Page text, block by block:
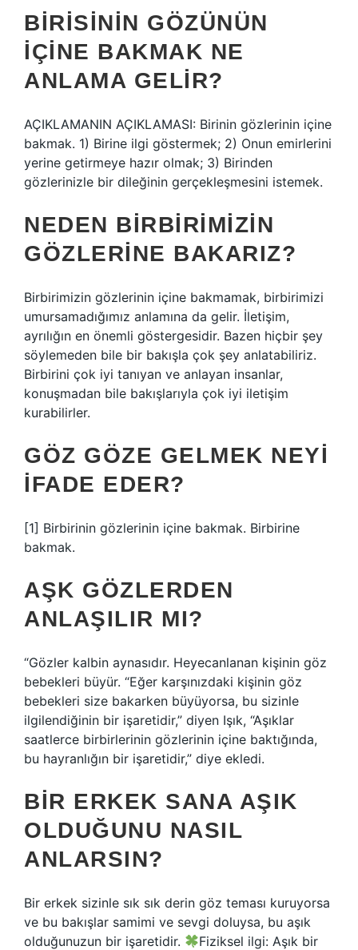
BIRISININ GÖZÜNÜN
IÇINE BAKMAK NE
ANLAMA GELIR?
AÇIKLAMANIN AÇIKLAMASI: Birinin gözlerinin içine
bakmak. 1) Birine ilgi göstermek; 2) Onun emirlerini
yerine getirmeye hazır olmak; 3) Birinden
gözlerinizle bir dileğinin gerçekleşmesini istemek.
NEDEN BIRBIRIMIZIN
GÖZLERINE BAKARIZ?
Birbirimizin gözlerinin içine bakmamak, birbirimizi
umursamadığımız anlamına da gelir. İletişim,
ayrılığın en önemli göstergesidir. Bazen hiçbir şey
söylemeden bile bir bakışla çok şey anlatabiliriz.
Birbirini çok iyi tanıyan ve anlayan insanlar,
konuşmadan bile bakışlarıyla çok iyi iletişim
kurabilirler.
GÖZ GÖZE GELMEK NEYI
IFADE EDER?
[1] Birbirinin gözlerinin içine bakmak. Birbirine
bakmak.
AŞK GÖZLERDEN
ANLAŞILIR MI?
“Gözler kalbin aynasıdır. Heyecanlanan kişinin göz
bebekleri büyür. “Eğer karşınızdaki kişinin göz
bebekleri size bakarken büyüyorsa, bu sizinle
ilgilendiğinin bir işaretidir,” diyen Işık, “Aşıklar
saatlerce birbirlerinin gözlerinin içine baktığında,
bu hayranlığın bir işaretidir,” diye ekledi.
BIR ERKEK SANA AŞIK
OLDUĞUNU NASIL
ANLARSIN?
Bir erkek sizinle sık sık derin göz teması kuruyorsa
ve bu bakışlar samimi ve sevgi doluysa, bu aşık
olduğunuzun bir işaretidir.
Fiziksel ilgi: Aşık bir